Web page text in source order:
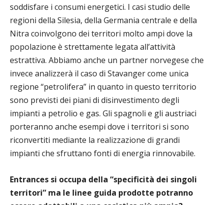
soddisfare i consumi energetici. I casi studio delle
regioni della Silesia, della Germania centrale e della
Nitra coinvolgono dei territori molto ampi dove la
popolazione è strettamente legata all’attività
estrattiva. Abbiamo anche un partner norvegese che
invece analizzerà il caso di Stavanger come unica
regione “petrolifera” in quanto in questo territorio
sono previsti dei piani di disinvestimento degli
impianti a petrolio e gas. Gli spagnoli e gli austriaci
porteranno anche esempi dove i territori si sono
riconvertiti mediante la realizzazione di grandi
impianti che sfruttano fonti di energia rinnovabile.
Entrances si occupa della “specificità dei singoli
territori” ma le linee guida prodotte potranno